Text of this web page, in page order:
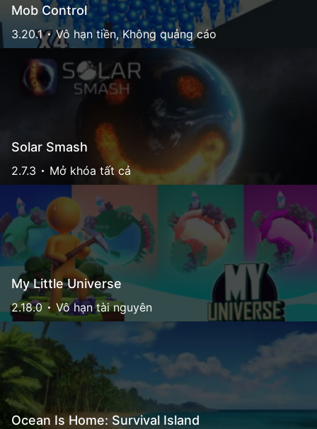
Mob Control
3.20.1 Vô hạn tiền, Không quảng cáo
Solar Smash
2.7.3 Mở khóa tất cả
My Little Universe
2.18.0 Vô hạn tài nguyên
Ocean Is Home: Survival Island